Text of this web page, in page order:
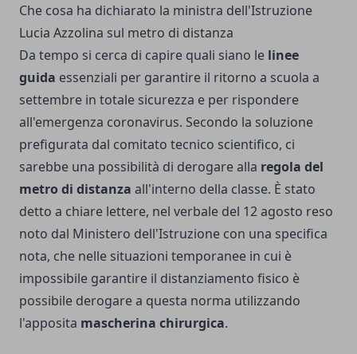
Che cosa ha dichiarato la ministra dell'Istruzione
Lucia Azzolina sul metro di distanza
Da tempo si cerca di capire quali siano le linee
guida essenziali per garantire il ritorno a scuola a
settembre in totale sicurezza e per rispondere
all'emergenza coronavirus. Secondo la soluzione
prefigurata dal comitato tecnico scientifico, ci
sarebbe una possibilità di derogare alla regola del
metro di distanza all'interno della classe. È stato
detto a chiare lettere, nel verbale del 12 agosto reso
noto dal Ministero dell'Istruzione con una specifica
nota, che nelle situazioni temporanee in cui è
impossibile garantire il distanziamento fisico è
possibile derogare a questa norma utilizzando
l'apposita mascherina chirurgica.